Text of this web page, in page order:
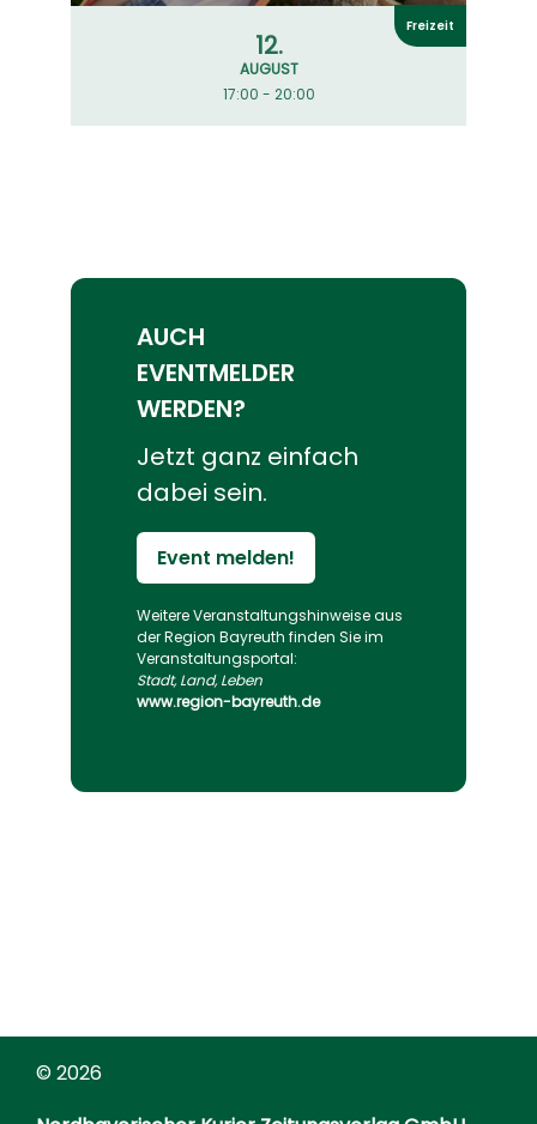
Freizeit
12.
AUGUST
17:00 - 20:00
AUCH
EVENTMELDER
WERDEN?
Jetzt ganz einfach
dabei sein.
Event melden!
Weitere Veranstaltungs­hinweise aus
der Region Bayreuth finden Sie im
Veranstaltungs­portal:
Stadt, Land, Leben
www.region-bayreuth.de
© 2026